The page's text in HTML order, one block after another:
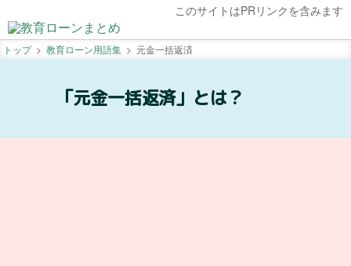
このサイトはPRリンクを含みます
トップ 教育ローン用語集 元金一括返済
「元金一括返済」とは？